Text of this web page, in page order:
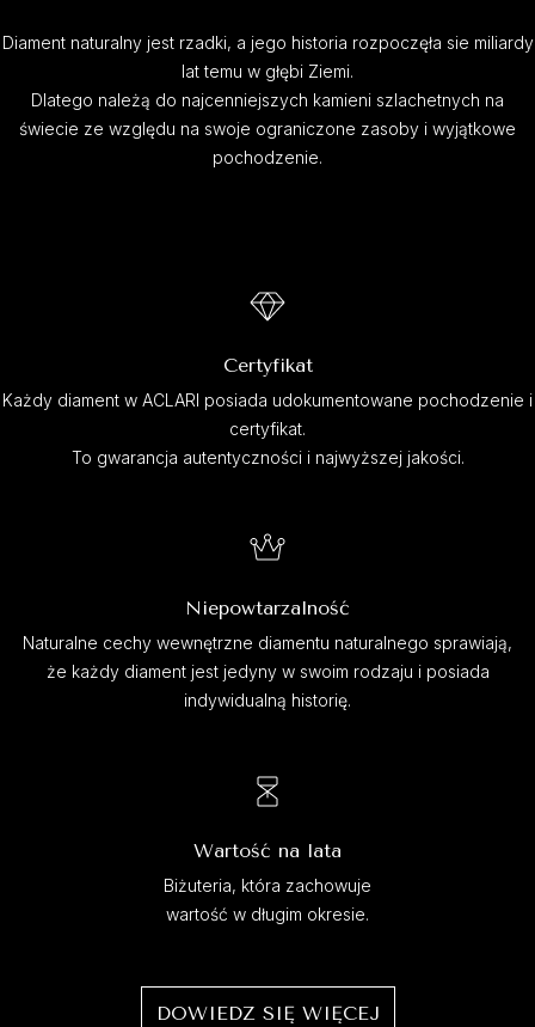
Diament naturalny jest rzadki, a jego historia rozpoczęła sie miliardy
lat temu w głębi Ziemi.
Dlatego należą do najcenniejszych kamieni szlachetnych na
świecie ze względu na swoje ograniczone zasoby i wyjątkowe
pochodzenie.
Certyfikat
Każdy diament w ACLARI posiada udokumentowane pochodzenie i
certyfikat.
To gwarancja autentyczności i najwyższej jakości.
Niepowtarzalność
Naturalne cechy wewnętrzne diamentu naturalnego sprawiają,
że każdy diament jest jedyny w swoim rodzaju i posiada
indywidualną historię.
Wartość na lata
Biżuteria, która zachowuje
wartość w długim okresie.
DOWIEDZ SIĘ WIĘCEJ